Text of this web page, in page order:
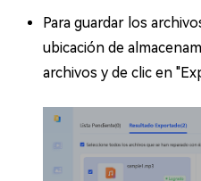
Para guardar los
ubicación de
archivos y de clic en